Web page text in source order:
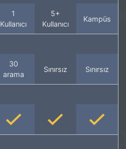
1
Kullanıcı
5+
Kullanıcı
Kampüs
30
arama
Sınırsız Sınırsız